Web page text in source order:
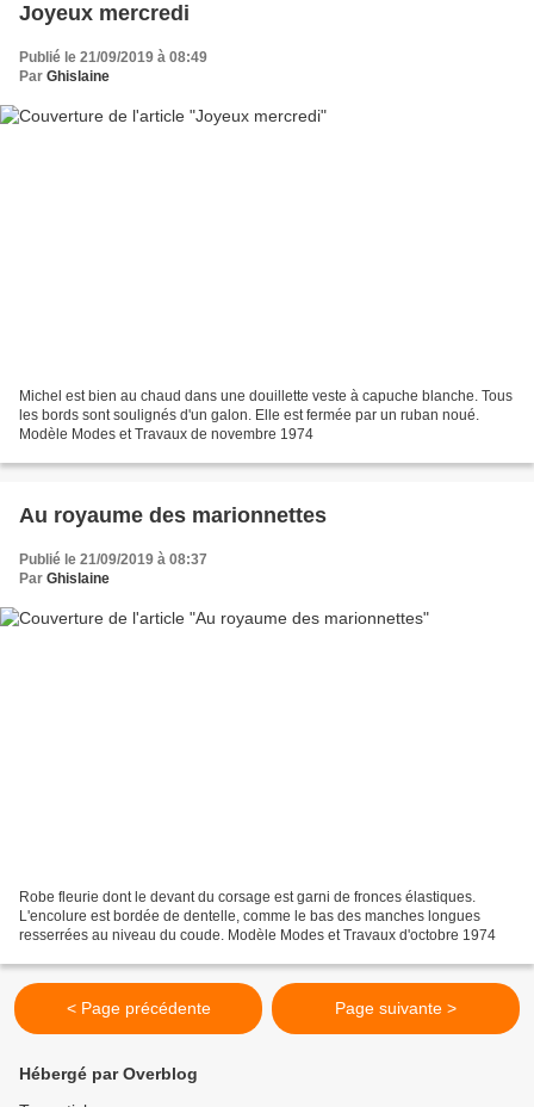
Joyeux mercredi
Publié le 21/09/2019 à 08:49
Par Ghislaine
Michel est bien au chaud dans une douillette veste à capuche blanche. Tous
les bords sont soulignés d'un galon. Elle est fermée par un ruban noué.
Modèle Modes et Travaux de novembre 1974
Au royaume des marionnettes
Publié le 21/09/2019 à 08:37
Par Ghislaine
Robe fleurie dont le devant du corsage est garni de fronces élastiques.
L'encolure est bordée de dentelle, comme le bas des manches longues
resserrées au niveau du coude. Modèle Modes et Travaux d'octobre 1974
< Page précédente Page suivante >
Hébergé par Overblog